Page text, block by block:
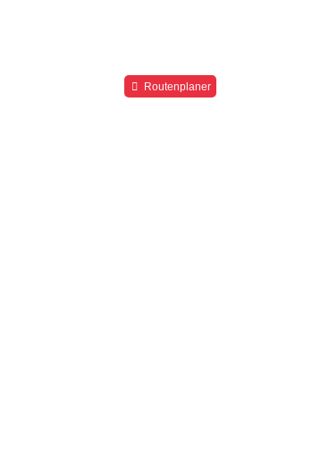
Routenplaner